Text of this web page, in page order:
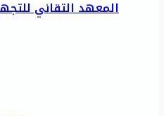
المعهد التقاني